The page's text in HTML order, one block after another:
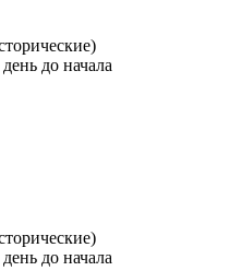
до начала
до начала